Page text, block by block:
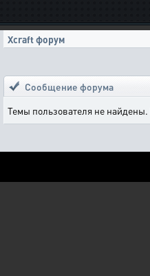
Xcraft форум
Сообщение форума
Темы пользователя не найдены.